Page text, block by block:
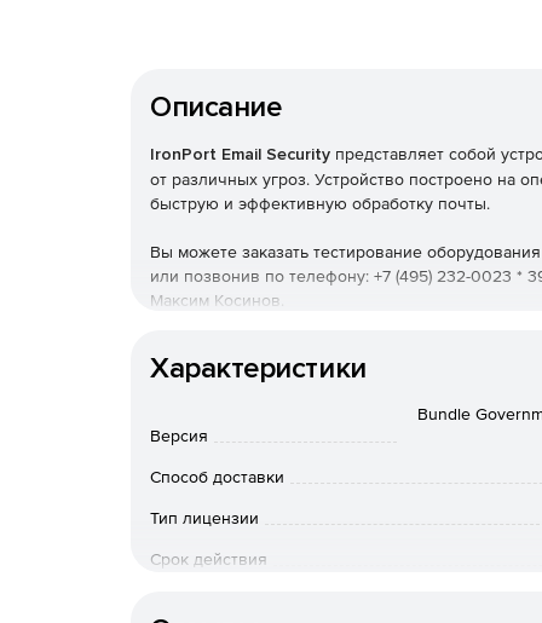
Описание
IronPort Email Security представляет собой
от различных угроз. Устройство построено на
быструю и эффективную обработку почты.
Вы можете заказать тестирование
или позвонив по телефону: +7 (495) 232-0023 *
Максим Косинов.
приложениями для фильтрации спама и
от компаний-партнеров. После установки и
самостоятельно. IronPort Email Security
почтовым трафиком предприятия, фильтрует
происходит на основе анализа рейтинга
Основные возможности:
Характеристики
Версия
Bundle
Способ доставки
Тип лицензии
Срок действия